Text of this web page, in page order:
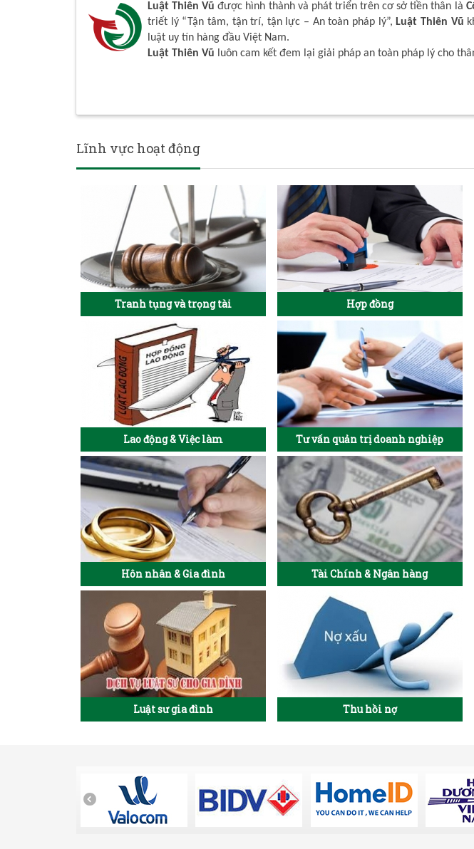
Luật Thiên Vũ được hình thành và phát triển trên cơ sở tiền thân là
triết lý “Tận tâm, tận trí, tận lực – An toàn pháp lý”,Luật Thiên Vũ
luật uy tín hàng đầu Việt Nam.
Luật Thiên Vũ luôn cam kết đem lại giải pháp an toàn pháp lý cho
Lĩnh vực hoạt động
Tranh tụng và trọng tài Hợp đồng
Lao động & Việc làm Tư vấn quản trị doanh nghiệp
Hôn nhân & Gia đình Tài Chính & Ngân hàng
Luật sư gia đình Thu hồi nợ